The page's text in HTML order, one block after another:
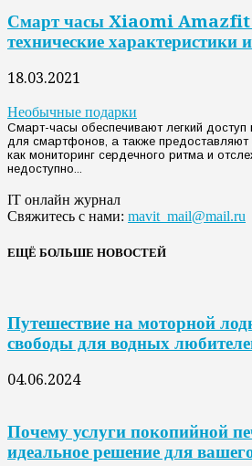
Смарт часы Xiaomi Amazfit
технические характеристики
18.03.2021
Необычные подарки
Смарт-часы обеспечивают легкий
для смартфонов, а также предоставляют
как мониторинг сердечного ритма и
недоступно...
IT онлайн журнал
Свяжитесь с нами: mavit_mail@mail.ru
ЕЩЁ БОЛЬШЕ НОВОСТЕЙ
Путешествие на моторной
свободы для водных
04.06.2024
Почему услуги покопийной
идеальное решение для